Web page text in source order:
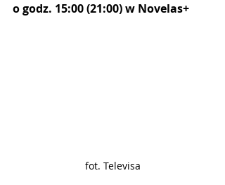
o godz. 15:00 (21:00) w Novelas+
fot. Televisa